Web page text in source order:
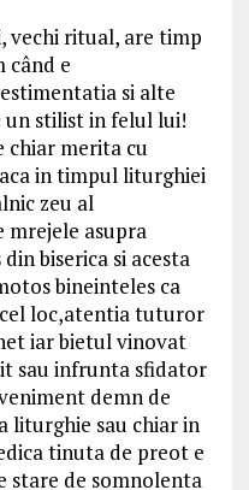
vechi ritual, are timp
când e
si alte
un stilist in felul lui!
chiar merita cu
in timpul liturghiei
zeu al
mrejele asupra
biserica si acesta
bineinteles ca
loc,atentia tuturor
iar bietul vinovat
sau infrunta sfidator
demn de
liturghie sau chiar in
tinuta de preot e
stare de somnolenta